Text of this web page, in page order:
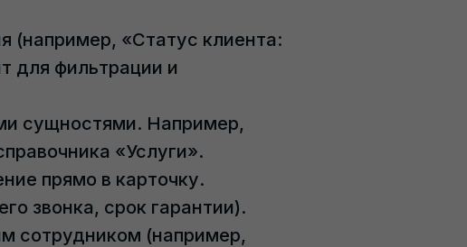
(например, «Статус клиента:
для фильтрации и
сущностями. Например,
«Услуги».
прямо в карточку.
звонка, срок гарантии).
сотрудником (например,